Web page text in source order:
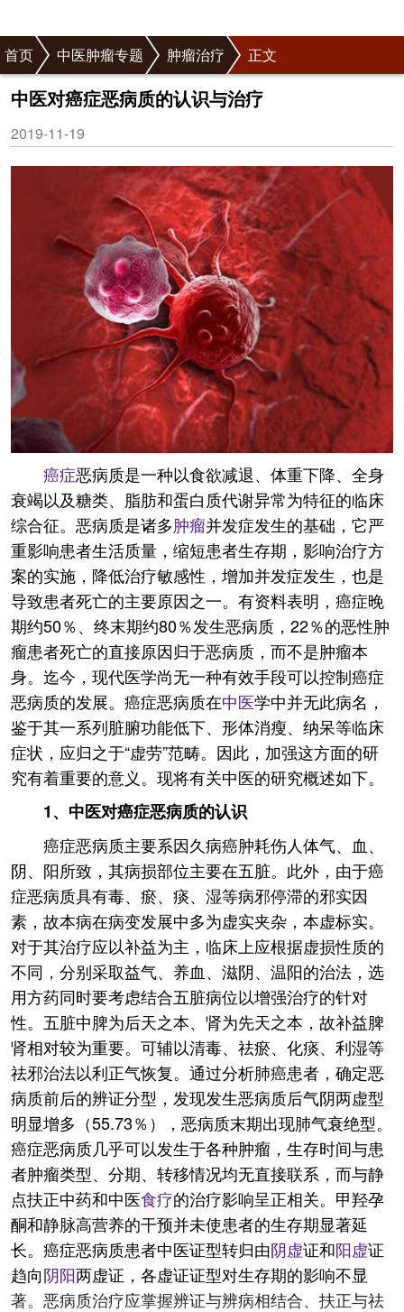
首页 中医肿瘤专题 肿瘤治疗 正文
中医对癌症恶病质的认识与治疗
2019-11-19
癌症恶病质是一种以食欲减退、体重下降、全身
衰竭以及糖类、脂肪和蛋白质代谢异常为特征的临床
综合征。恶病质是诸多肿瘤并发症发生的基础，它严
重影响患者生活质量，缩短患者生存期，影响治疗方
案的实施，降低治疗敏感性，增加并发症发生，也是
导致患者死亡的主要原因之一。有资料表明，癌症晚
期约50％、终末期约80％发生恶病质，22％的恶性肿
瘤患者死亡的直接原因归于恶病质，而不是肿瘤本
身。迄今，现代医学尚无一种有效手段可以控制癌症
恶病质的发展。癌症恶病质在中医学中并无此病名，
鉴于其一系列脏腑功能低下、形体消瘦、纳呆等临床
症状，应归之于“虚劳”范畴。因此，加强这方面的研
究有着重要的意义。现将有关中医的研究概述如下。
1、中医对癌症恶病质的认识
癌症恶病质主要系因久病癌肿耗伤人体气、血、
阴、阳所致，其病损部位主要在五脏。此外，由于癌
症恶病质具有毒、瘀、痰、湿等病邪停滞的邪实因
素，故本病在病变发展中多为虚实夹杂，本虚标实。
对于其治疗应以补益为主，临床上应根据虚损性质的
不同，分别采取益气、养血、滋阴、温阳的治法，选
用方药同时要考虑结合五脏病位以增强治疗的针对
性。五脏中脾为后天之本、肾为先天之本，故补益脾
肾相对较为重要。可辅以清毒、祛瘀、化痰、利湿等
祛邪治法以利正气恢复。通过分析肺癌患者，确定恶
病质前后的辨证分型，发现发生恶病质后气阴两虚型
明显增多（55.73％），恶病质末期出现肺气衰绝型。
癌症恶病质几乎可以发生于各种肿瘤，生存时间与患
者肿瘤类型、分期、转移情况均无直接联系，而与静
点扶正中药和中医食疗的治疗影响呈正相关。甲羟孕
酮和静脉高营养的干预并未使患者的生存期显著延
长。癌症恶病质患者中医证型转归由阴虚证和阳虚证
趋向阴阳两虚证，各虚证证型对生存期的影响不显
著。恶病质治疗应掌握辨证与辨病相结合、扶正与祛